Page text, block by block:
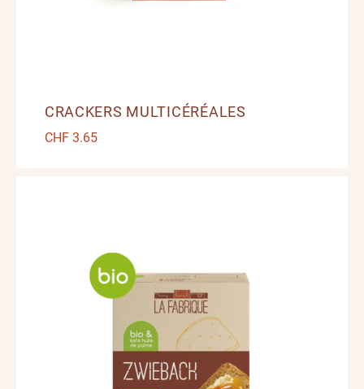
CRACKERS MULTICÉRÉALES
CHF3.65